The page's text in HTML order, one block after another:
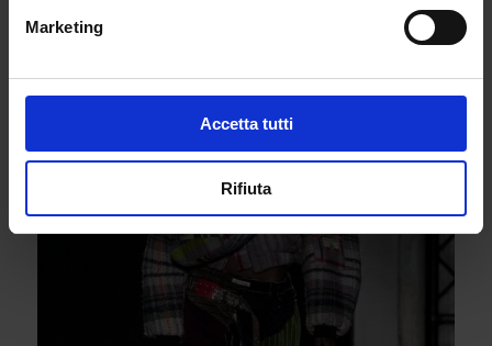
Marketing
Accetta tutti
Rifiuta